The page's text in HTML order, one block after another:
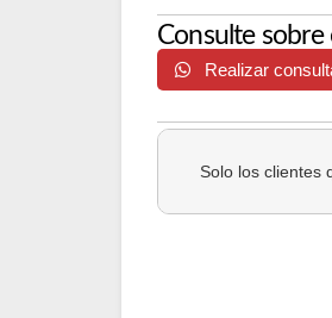
Consulte
Realizar
Solo los clientes